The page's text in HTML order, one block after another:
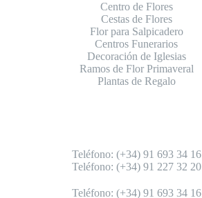
Centro de Flores
Cestas de Flores
Flor para Salpicadero
Centros Funerarios
Decoración de Iglesias
Ramos de Flor Primaveral
Plantas de Regalo
Teléfono: (+34) 91 693 34 16
Teléfono: (+34) 91 227 32 20
Teléfono: (+34) 91 693 34 16